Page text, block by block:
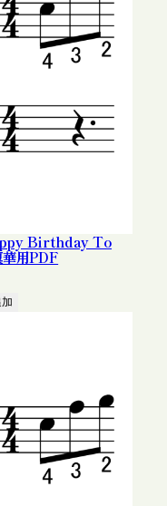
Birthday To
用PDF